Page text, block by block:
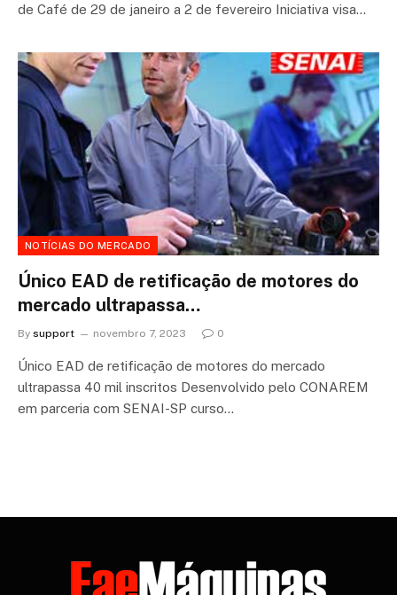
de Café de 29 de janeiro a 2 de fevereiro Iniciativa visa…
NOTÍCIAS DO MERCADO
Único EAD de retificação de motores do
mercado ultrapassa…
By support novembro 7, 2023 0
Único EAD de retificação de motores do mercado
ultrapassa 40 mil inscritos Desenvolvido pelo CONAREM
em parceria com SENAI-SP curso…